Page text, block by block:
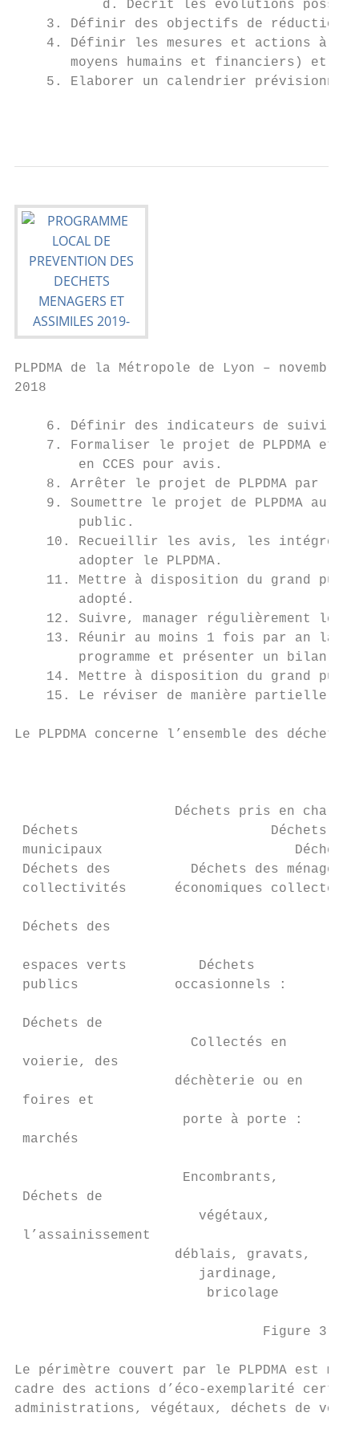
d. Décrit les évolutions
3. Définir des objectifs de réduction
4. Définir les mesures et actions à
moyens humains et financiers) et
5. Elaborer un calendrier prévisionnel
PLPDMA de la Métropole de Lyon – novembre
2018
    6. Définir des indicateurs de suivi.
7. Formaliser le projet de PLPDMA et
en CCES pour avis.
8. Arrêter le projet de PLPDMA par
9. Soumettre le projet de PLPDMA au
public.
10. Recueillir les avis, les intégrer
adopter le PLPDMA.
11. Mettre à disposition du grand
        adopté.
12. Suivre, manager régulièrement les
13. Réunir au moins 1 fois par an la
        programme et présenter un bilan.
14. Mettre à disposition du grand
15. Le réviser de manière partielle ou
Le PLPDMA concerne l’ensemble des
Déchets pris en charge
Déchets                        Déchets
municipaux
Déchets des          Déchets des
collectivités      économiques
Déchets des
espaces verts         Déchets
publics            occasionnels :
Déchets de
Collectés en
voierie, des
déchèterie ou en
foires et
porte à porte :
marchés
Encombrants,
Déchets de
végétaux,
l’assainissement
déblais, gravats,
jardinage,
bricolage
Figure 3 :
Le périmètre couvert par le PLPDMA est
cadre des actions d’éco-exemplarité
administrations, végétaux, déchets de